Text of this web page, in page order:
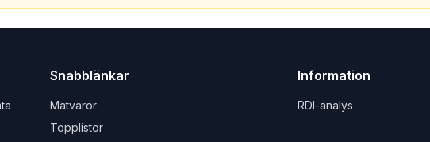
Snabblänkar
Matvaror
Topplistor
Information
RDI-analys